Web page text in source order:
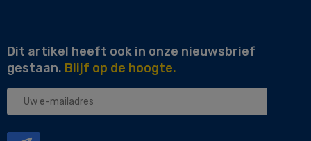
Dit artikel heeft ook in onze nieuwsbrief
gestaan. Blijf op de hoogte.
Uw